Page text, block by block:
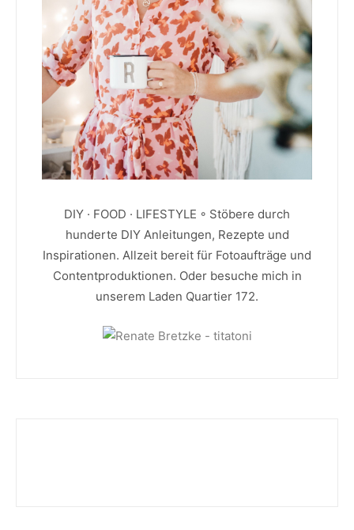
DIY · FOOD · LIFESTYLE ◦ Stöbere durch
hunderte DIY Anleitungen, Rezepte und
Inspirationen. Allzeit bereit für Fotoaufträge und
Contentproduktionen. Oder besuche mich in
unserem Laden Quartier 172.